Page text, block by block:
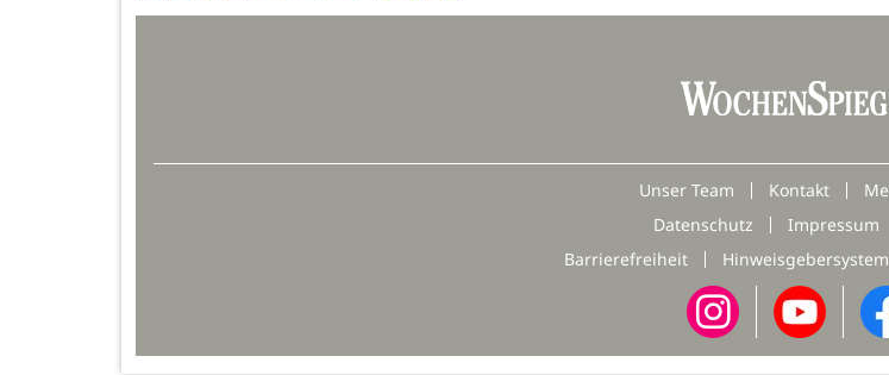
Unser Team Kontakt
Datenschutz
Impressum
Barrierefreiheit
Hinweisgebersystem